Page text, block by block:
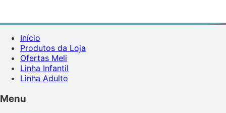
Início
Produtos da Loja
Ofertas Meli
Linha Infantil
Linha Adulto
Menu